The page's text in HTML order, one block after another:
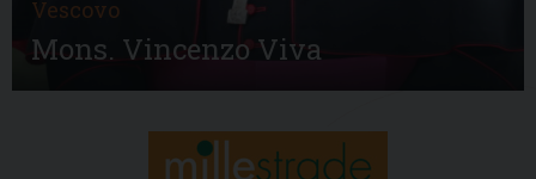
Vescovo
Mons. Vincenzo Viva